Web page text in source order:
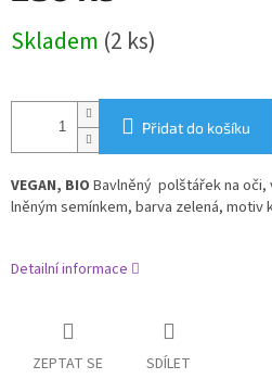
cena:
Skladem (2 ks)
Přidat do košíku
VEGAN, BIO Bavlněný polštářek na oči,
lněným semínkem, barva zelená, motiv
Detailní informace
ZEPTAT SE SDÍLET